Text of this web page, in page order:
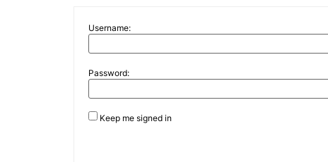
Username:
Password:
Keep me signed in